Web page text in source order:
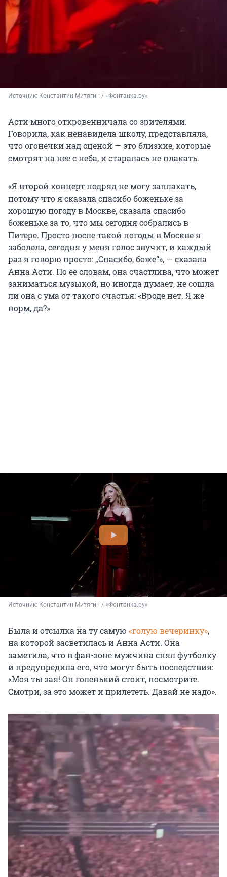
Источник: Константин Митягин / «Фонтанка.ру»
Асти много откровенничала со зрителями.
Говорила, как ненавидела школу, представляла,
что огонечки над сценой — это близкие, которые
смотрят на нее с неба, и старалась не плакать.
«Я второй концерт подряд не могу заплакать,
потому что я сказала спасибо боженьке за
хорошую погоду в Москве, сказала спасибо
боженьке за то, что мы сегодня собрались в
Питере. Просто после такой погоды в Москве я
заболела, сегодня у меня голос звучит, и каждый
раз я говорю просто: „Спасибо, боже“», — сказала
Анна Асти. По ее словам, она счастлива, что может
заниматься музыкой, но иногда думает, не сошла
ли она с ума от такого счастья: «Вроде нет. Я же
норм, да?»
Источник: Константин Митягин / «Фонтанка.ру»
Была и отсылка на ту самую «голую вечеринку»,
на которой засветилась и Анна Асти. Она
заметила, что в фан-зоне мужчина снял футболку
и предупредила его, что могут быть последствия:
«Моя ты зая! Он голенький стоит, посмотрите.
Смотри, за это может и прилететь. Давай не надо».